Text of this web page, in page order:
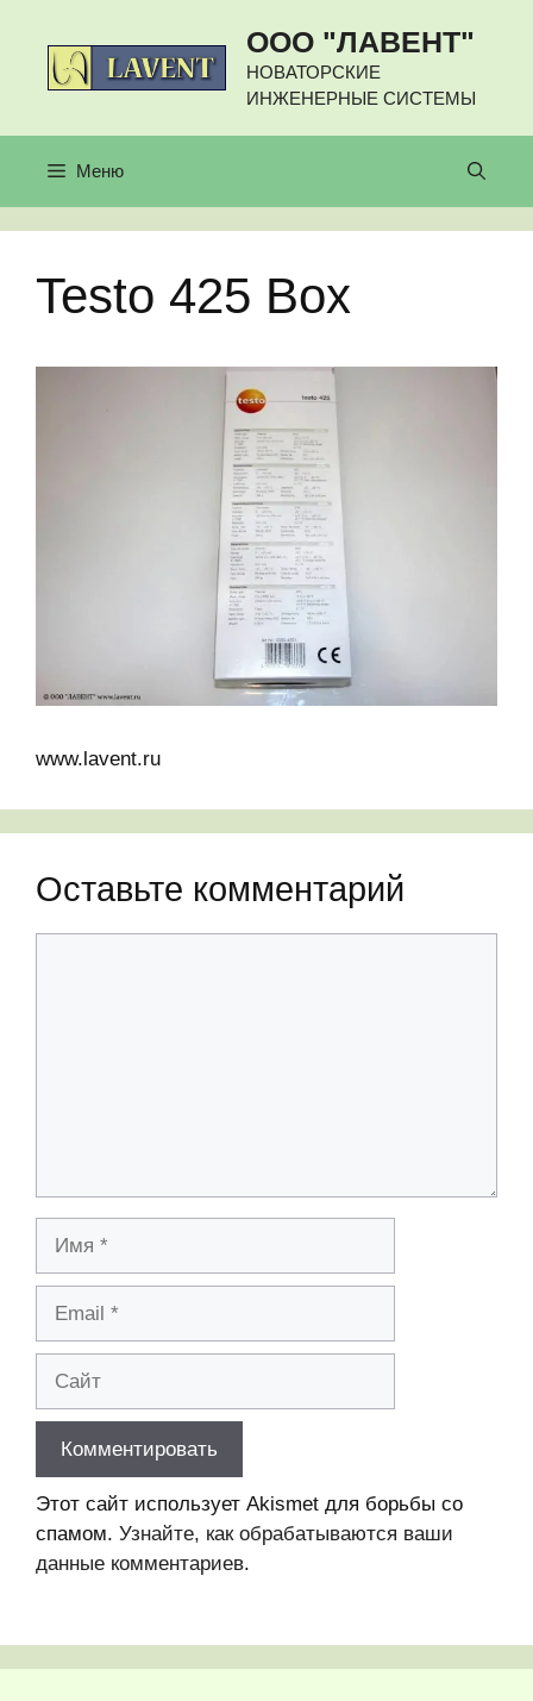
содержимому
ООО "ЛАВЕНТ"
НОВАТОРСКИЕ
ИНЖЕНЕРНЫЕ СИСТЕМЫ
Меню
Testo 425 Box
www.lavent.ru
Оставьте комментарий
Этот сайт использует Akismet для борьбы со
спамом. Узнайте, как обрабатываются ваши
данные комментариев.